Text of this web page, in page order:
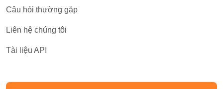
Câu hỏi thường gặp
Liên hệ chúng tôi
Tài liệu API